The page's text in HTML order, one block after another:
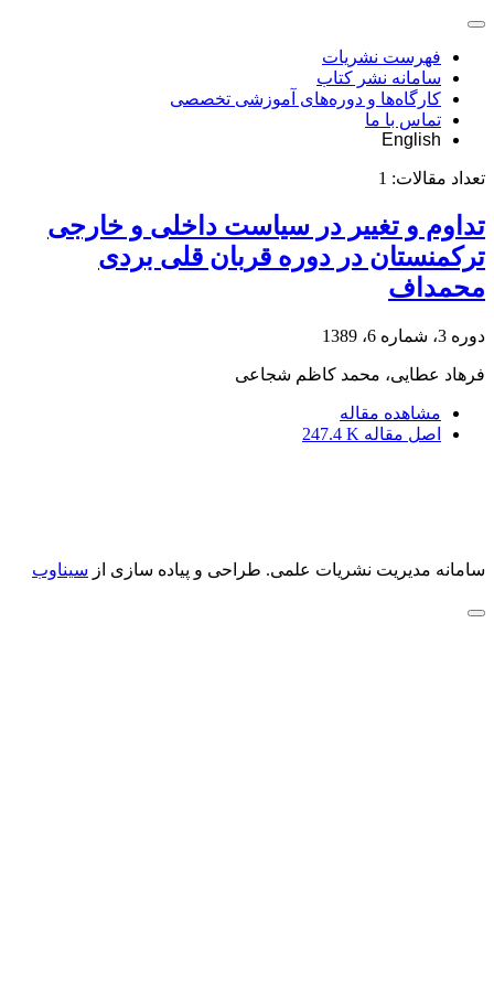
فهرست نشریات
سامانه نشر کتاب
کارگاه‌ها و دوره‌های آموزشی تخصصی
تماس با ما
English
تعداد مقالات: 1
تداوم و تغییر در سیاست داخلی و خارجی
ترکمنستان در دوره قربان قلی بردی
محمداف
دوره 3، شماره 6، 1389
فرهاد عطایی، محمد کاظم شجاعی
مشاهده مقاله
اصل مقاله 247.4 K
سامانه مدیریت نشریات علمی. طراحی و پیاده سازی از سیناوب